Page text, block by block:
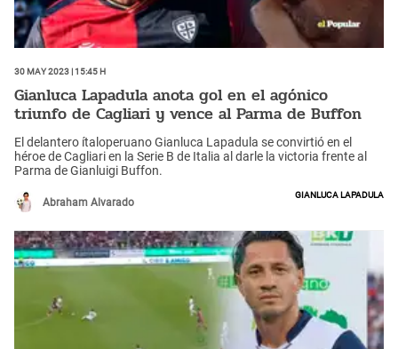
30 May 2023 | 15:45 h
Gianluca Lapadula anota gol en el agónico
triunfo de Cagliari y vence al Parma de Buffon
El delantero ítaloperuano Gianluca Lapadula se convirtió en el
héroe de Cagliari en la Serie B de Italia al darle la victoria frente al
Parma de Gianluigi Buffon.
Abraham Alvarado
Gianluca Lapadula